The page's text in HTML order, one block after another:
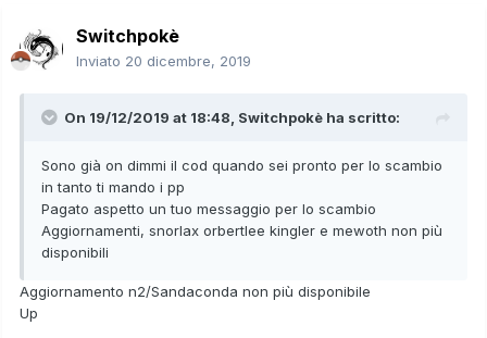
Indeedee femmina natura modesta abilità campo psico
Indeedee femmina natura sicura abilità campo psico
Duraludon natura modesta abilità volontà di ferro
Hatterene natura modesta abilità magispecchio
Rolycoly natura decisa Abilità vapormacchina
Dreepy allegro abilità corpochiaro
Grimmsnarl allegro abilità burla
Switchpokè
Inviato 20 dicembre, 2019
On 19/12/2019 at 18:48, Switchpokè ha scritto:
Sono già on dimmi il cod quando sei pronto per lo scambio
in tanto ti mando i pp
Pagato aspetto un tuo messaggio per lo scambio
Aggiornamenti, snorlax orbertlee kingler e mewoth non più
disponibili
Aggiornamento n2/Sandaconda non più disponibile
Up